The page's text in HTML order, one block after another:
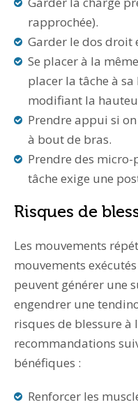
rapprochée).
Garder le dos droit
Se placer à la
placer la tâche à
modifiant la
Prendre appui si
à bout de bras.
Prendre des
tâche exige une
Risques de
Les mouvements
mouvements
peuvent générer une
engendrer une
risques de blessure à
recommandations
bénéfiques :
Renforcer les